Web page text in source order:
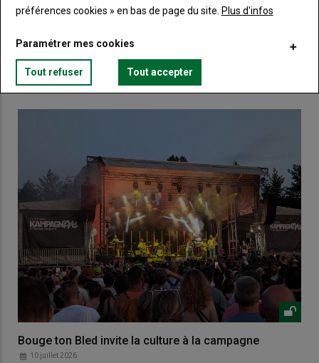
Lien Créez un compte
VOUS AIMEREZ AUSSI
Bouge ton Bled invite la culture à la campagne
10 juillet 2026
préférences cookies » en bas de page du site. Plus d'infos
Paramétrer mes cookies
Tout refuser Tout accepter